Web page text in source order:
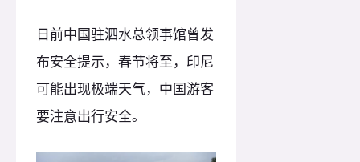
日前中国驻泗水总领事馆曾发
布安全提示，春节将至，印尼
可能出现极端天气，中国游客
要注意出行安全。